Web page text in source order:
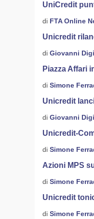
UniCredit
di FTA Online
Unicredit
di Giovanni
Piazza Affari
di Simone
Unicredit
di Giovanni
Unicredit-
di Simone
Azioni MPS
di Simone
Unicredit
di Simone